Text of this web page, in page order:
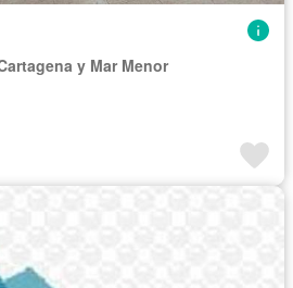
y Mar Menor